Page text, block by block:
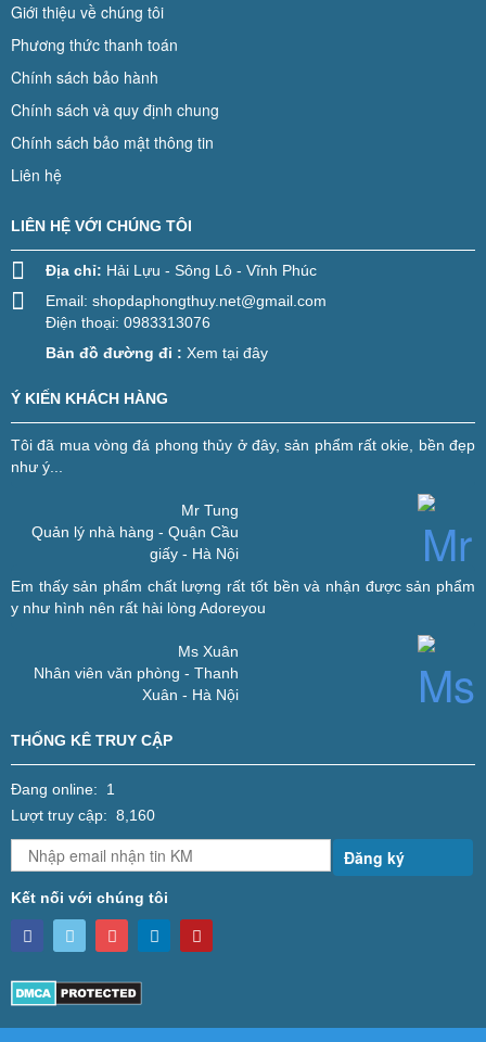
Giới thiệu về chúng tôi
Phương thức thanh toán
Chính sách bảo hành
Chính sách và quy định chung
Chính sách bảo mật thông tin
Liên hệ
LIÊN HỆ VỚI CHÚNG TÔI
Địa chỉ: Hải Lựu - Sông Lô - Vĩnh Phúc
Email: shopdaphongthuy.net@gmail.com
Điện thoại: 0983313076
Bản đồ đường đi : Xem tại đây
Ý KIẾN KHÁCH HÀNG
Tôi đã mua vòng đá phong thủy ở đây, sản phẩm rất okie, bền đẹp
như ý...
Mr Tung
Quản lý nhà hàng - Quận Cầu
giấy - Hà Nội
Em thấy sản phẩm chất lượng rất tốt bền và nhận được sản phẩm
y như hình nên rất hài lòng Adoreyou
Ms Xuân
Nhân viên văn phòng - Thanh
Xuân - Hà Nội
THỐNG KÊ TRUY CẬP
Đang online: 1
Lượt truy cập: 8,160
Đăng ký
Kết nối với chúng tôi